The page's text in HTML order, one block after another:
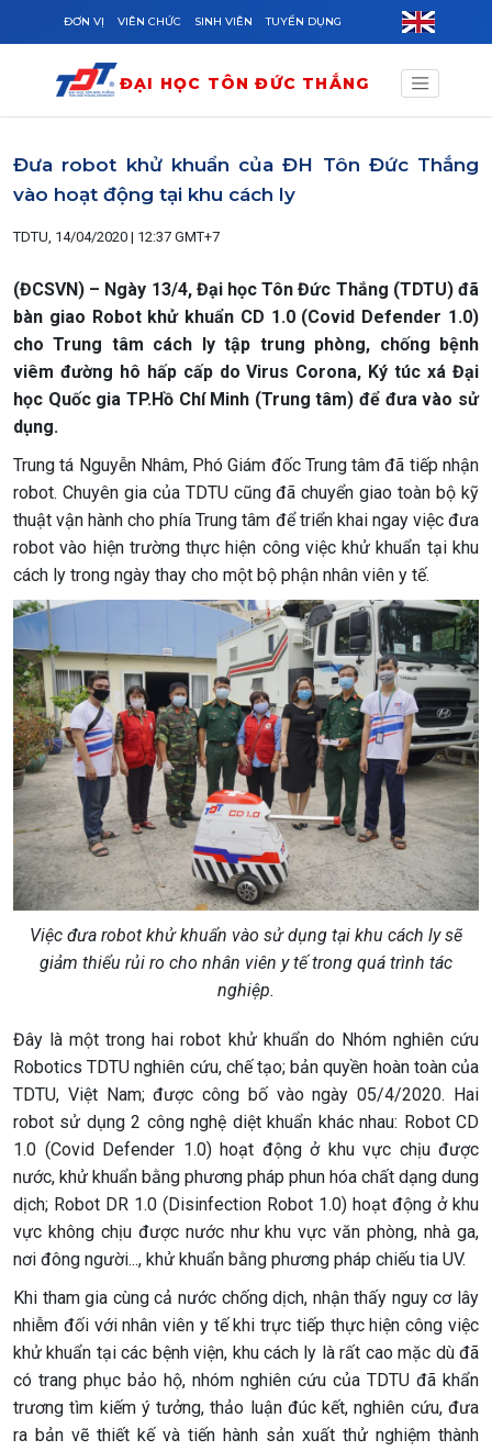
Skip to main content
ĐƠN VỊ VIÊN CHỨC SINH VIÊN TUYỂN DỤNG
ĐẠI HỌC TÔN ĐỨC THẮNG
Đưa robot khử khuẩn của ĐH Tôn Đức Thắng
vào hoạt động tại khu cách ly
TDTU, 14/04/2020 | 12:37 GMT+7
(ĐCSVN) – Ngày 13/4, Đại học Tôn Đức Thắng (TDTU) đã
bàn giao Robot khử khuẩn CD 1.0 (Covid Defender 1.0)
cho Trung tâm cách ly tập trung phòng, chống bệnh
viêm đường hô hấp cấp do Virus Corona, Ký túc xá Đại
học Quốc gia TP.Hồ Chí Minh (Trung tâm) để đưa vào sử
dụng.
Trung tá Nguyễn Nhâm, Phó Giám đốc Trung tâm đã tiếp nhận
robot. Chuyên gia của TDTU cũng đã chuyển giao toàn bộ kỹ
thuật vận hành cho phía Trung tâm để triển khai ngay việc đưa
robot vào hiện trường thực hiện công việc khử khuẩn tại khu
cách ly trong ngày thay cho một bộ phận nhân viên y tế.
Việc đưa robot khử khuẩn vào sử dụng tại khu cách ly sẽ
giảm thiểu rủi ro cho nhân viên y tế trong quá trình tác
nghiệp.
Đây là một trong hai robot khử khuẩn do Nhóm nghiên cứu
Robotics TDTU nghiên cứu, chế tạo; bản quyền hoàn toàn của
TDTU, Việt Nam; được công bố vào ngày 05/4/2020. Hai
robot sử dụng 2 công nghệ diệt khuẩn khác nhau: Robot CD
1.0 (Covid Defender 1.0) hoạt động ở khu vực chịu được
nước, khử khuẩn bằng phương pháp phun hóa chất dạng dung
dịch; Robot DR 1.0 (Disinfection Robot 1.0) hoạt động ở khu
vực không chịu được nước như khu vực văn phòng, nhà ga,
nơi đông người..., khử khuẩn bằng phương pháp chiếu tia UV.
Khi tham gia cùng cả nước chống dịch, nhận thấy nguy cơ lây
nhiễm đối với nhân viên y tế khi trực tiếp thực hiện công việc
khử khuẩn tại các bệnh viện, khu cách ly là rất cao mặc dù đã
có trang phục bảo hộ, nhóm nghiên cứu của TDTU đã khẩn
trương tìm kiếm ý tưởng, thảo luận đúc kết, nghiên cứu, đưa
ra bản vẽ thiết kế và tiến hành sản xuất thử nghiệm thành